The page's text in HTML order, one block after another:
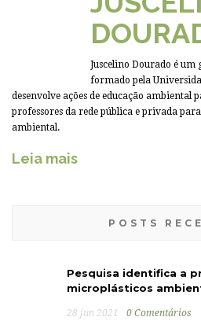
Juscelino Dourado é
formado pela
desenvolve ações de educação ambiental
professores da rede pública e privada
ambiental.
Leia mais
POSTS
Pesquisa identifica a
microplásticos
28 jun 2021 0 Comentários